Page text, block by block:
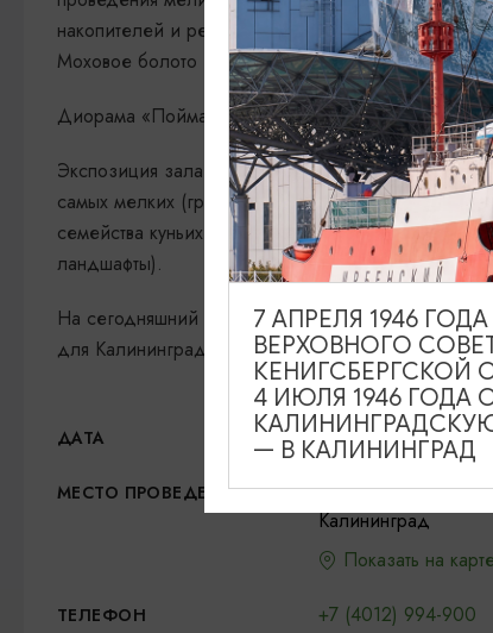
накопителей и регуляторов влаги, как
Моховое болото и болото Целау.
Диорама «Пойма реки и болото» даёт
Экспозиция зала природы позволяет
самых мелких (грызунов). Привлекают внимание
семейства куньих, среди которых самый
ландшафты).
На сегодняшний день 17,7% территории суши
для Калининградской области лес представлен
ДАТА 01.01.2023 -
МЕСТО ПРОВЕДЕНИЯ
Калининградский
Калининград
Показать на карте
ТЕЛЕФОН +7 (4012) 994-900
7 АПРЕЛЯ 1946
ВЕРХОВНОГО
КЕНИГСБЕРГСКОЙ
4 ИЮЛЯ 1946 ГОДА
— В КАЛИНИНГРАД